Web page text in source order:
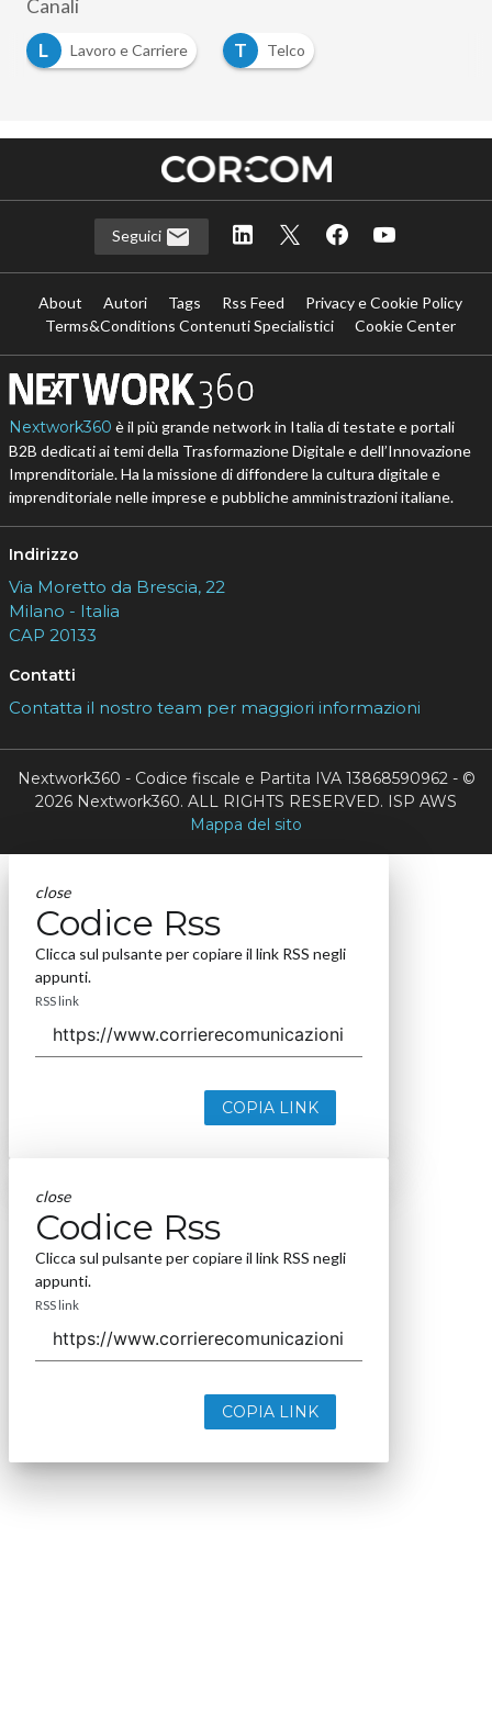
Canali
L
Lavoro e Carriere T
Telco
Seguici
About Autori Tags Rss Feed
Privacy e Cookie Policy
Terms&Conditions Contenuti Specialistici
Cookie Center
Nextwork360 è il più grande network in Italia di testate e portali
B2B dedicati ai temi della Trasformazione Digitale e dell’Innovazione
Imprenditoriale. Ha la missione di diffondere la cultura digitale e
imprenditoriale nelle imprese e pubbliche amministrazioni italiane.
Indirizzo
Via Moretto da Brescia, 22
Milano - Italia
CAP 20133
Contatti
Contatta il nostro team per maggiori informazioni
Nextwork360 - Codice fiscale e Partita IVA 13868590962 - ©
2026 Nextwork360. ALL RIGHTS RESERVED. ISP AWS
Mappa del sito
close
Codice Rss
Clicca sul pulsante per copiare il link RSS negli
appunti.
RSS link
COPIA LINK
close
Codice Rss
Clicca sul pulsante per copiare il link RSS negli
appunti.
RSS link
COPIA LINK